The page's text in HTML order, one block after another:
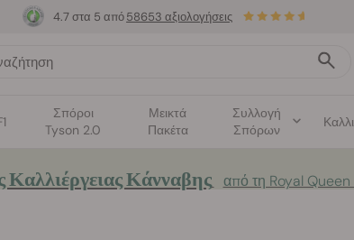
Σπόροι
Tyson 2.0
Μεικτά
Πακέτα
Συλλογή
Σπόρων
4.7 στα 5 από58653 αξιολογήσεις
Καλλιέργειας Κάνναβης από τη Royal